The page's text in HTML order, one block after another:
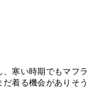
、寒い時期でもマフラ
着る機会がありそう